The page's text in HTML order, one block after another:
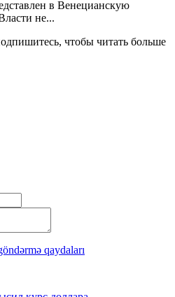
в Венецианскую
не...
чтобы читать больше
qaydaları